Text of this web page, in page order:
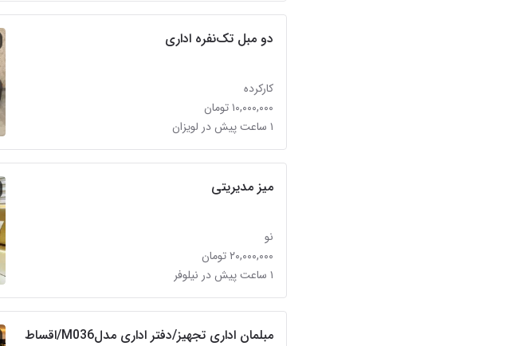
دو مبل تک‌نفره اداری
کارکرده
۱۰,۰۰۰,۰۰۰ تومان
۱ ساعت پیش در لویزان
میز مدیریتی
نو
۲۰,۰۰۰,۰۰۰ تومان
۱ ساعت پیش در نیلوفر
مبلمان اداری تجهیز/دفتر اداری مدلM036/اقساط